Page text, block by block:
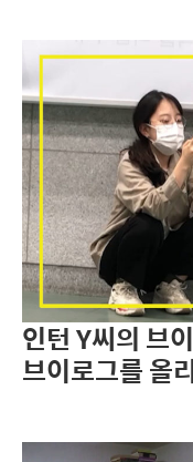
인턴 Y씨의 브
브이로그를 올